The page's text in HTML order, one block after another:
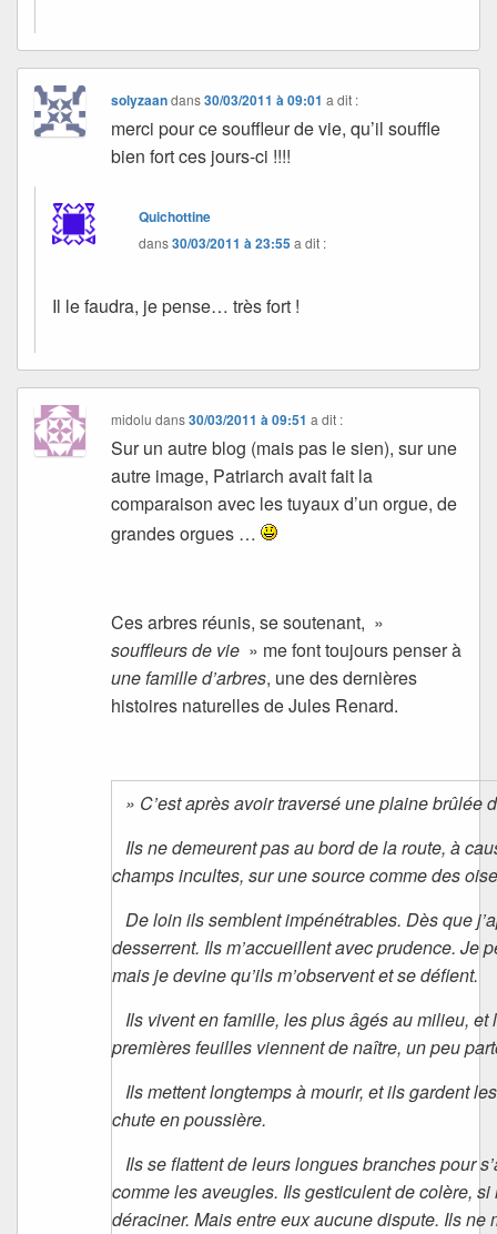
solyzaandans30/03/2011 à 09:01 a dit :
merci pour ce souffleur de vie, qu’il souffle
bien fort ces jours-ci !!!!
Quichottine
dans30/03/2011 à 23:55a dit :
Il le faudra, je pense… très fort !
midolu dans30/03/2011 à 09:51 a dit :
Sur un autre blog (mais pas le sien), sur une
autre image, Patriarch avait fait la
comparaison avec les tuyaux d’un orgue, de
grandes orgues …
Ces arbres réunis, se soutenant, »
souffleurs de vie » me font toujours penser à
une famille d’arbres, une des dernières
histoires naturelles de Jules Renard.
» C’est après avoir traversé une plaine brûlée
Ils ne demeurent pas au bord de la route, à
champs incultes, sur une source comme des
De loin ils semblent impénétrables. Dès que
desserrent. Ils m’accueillent avec prudence. Je
mais je devinequ’ils m’observent et se défient.
Ils vivent en famille, les plus âgés au milieu, et
premières feuilles viennent de naître, un peu
Ils mettent longtemps à mourir, et ils gardent
chute en poussière.
Ils se flattent de leurs longues branches pour
comme les aveugles. Ils gesticulent de colère, si
déraciner. Mais entre eux aucune dispute. Ils ne